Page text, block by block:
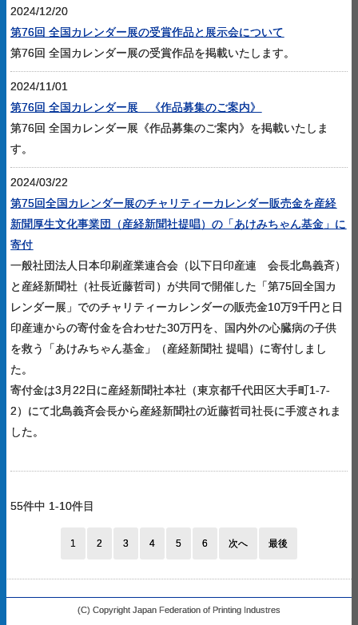
2024/12/20
第76回 全国カレンダー展の受賞作品と展示会について
第76回 全国カレンダー展の受賞作品を掲載いたします。
2024/11/01
第76回 全国カレンダー展 《作品募集のご案内》
第76回 全国カレンダー展《作品募集のご案内》を掲載いたしま
す。
2024/03/22
第75回全国カレンダー展のチャリティーカレンダー販売金を産経
新聞厚生文化事業団（産経新聞社提唱）の「あけみちゃん基金」に
寄付
一般社団法人日本印刷産業連合会（以下日印産連 会長北島義斉）
と産経新聞社（社長近藤哲司）が共同で開催した「第75回全国カ
レンダー展」でのチャリティーカレンダーの販売金10万9千円と日
印産連からの寄付金を合わせた30万円を、国内外の心臓病の子供
を救う「あけみちゃん基金」（産経新聞社 提唱）に寄付しまし
た。
寄付金は3月22日に産経新聞社本社（東京都千代田区大手町1-7-
2）にて北島義斉会長から産経新聞社の近藤哲司社長に手渡されま
した。
55件中 1-10件目
1 2 3 4 5 6 次へ 最後
(C) Copyright Japan Federation of Printing Industres